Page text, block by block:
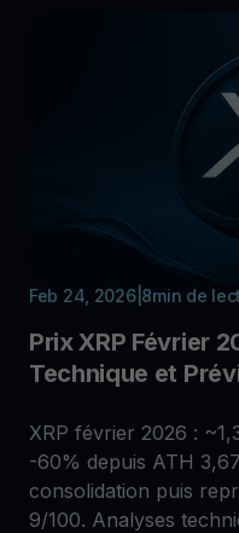
Feb 24, 2026| 8min de
Prix XRP Février
Technique et
XRP février 2026 :
-60% depuis ATH
consolidation puis
9/100. Analyses